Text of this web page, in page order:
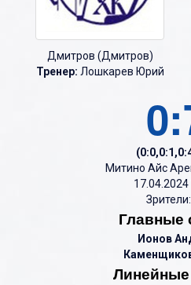
Дмитров (Дмитров)
Тренер: Лошкарев Юрий
Митино Айс
17.04.2024
Главные
Ионов